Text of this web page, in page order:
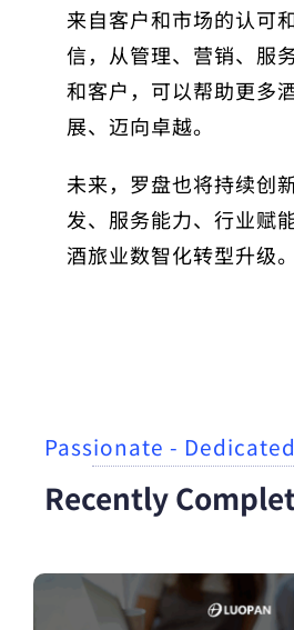
来自客户和市场的认可
信，从管理、营销、服
和客户，可以帮助更多
展、迈向卓越。
未来，罗盘也将持续创
发、服务能力、行业赋
酒旅业数智化转型升级。
Passionate -
Recently